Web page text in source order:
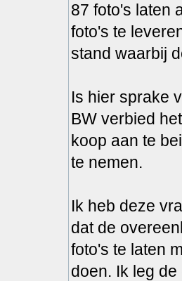
87 foto's laten
foto's te
stand waarbij
Is hier sprake
BW verbied
koop aan te
te nemen.
Ik heb deze
dat de
foto's te laten
doen. Ik leg